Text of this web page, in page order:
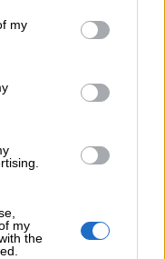
my
my
the
per Anna